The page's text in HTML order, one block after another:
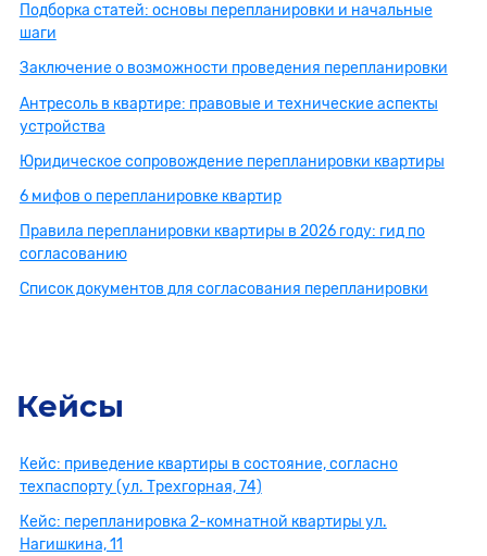
Подборка статей: основы перепланировки и начальные
шаги
Заключение о возможности проведения перепланировки
Антресоль в квартире: правовые и технические аспекты
устройства
Юридическое сопровождение перепланировки квартиры
6 мифов о перепланировке квартир
Правила перепланировки квартиры в 2026 году: гид по
согласованию
Список документов для согласования перепланировки
Кейсы
Кейс: приведение квартиры в состояние, согласно
техпаспорту (ул. Трехгорная, 74)
Кейс: перепланировка 2-комнатной квартиры ул.
Нагишкина, 11